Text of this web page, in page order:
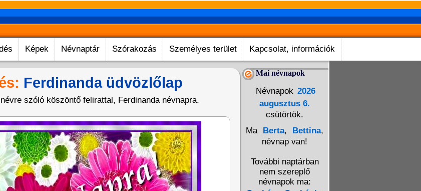
Képek Névnaptár Szórakozás Személyes terület Kapcsolat, információk
Ferdinanda üdvözlőlap
szóló köszöntő felirattal, Ferdinanda névnapra.
Mai névnapok
Névnapok 2026
augusztus 6.
csütörtök.
Ma
Berta, Bettina,
névnap van!
További naptárban
nem szereplő
névnapok ma: